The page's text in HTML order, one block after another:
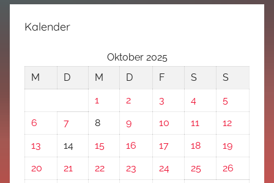
Kalender
Oktober 2025
M
D M D F S
S
1
2 3 4
5
6
7 8 9 10 11
12
13
14 15 16 17 18
19
20
21 22 23 24 25
26